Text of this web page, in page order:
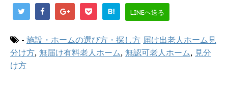
B! LINEへ送る
- 施設・ホームの選び方・探し方 届け出老人ホーム見
分け方, 無届け有料老人ホーム, 無認可老人ホーム, 見分
け方